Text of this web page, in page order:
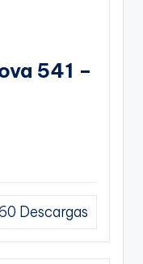
541 –
Descargas